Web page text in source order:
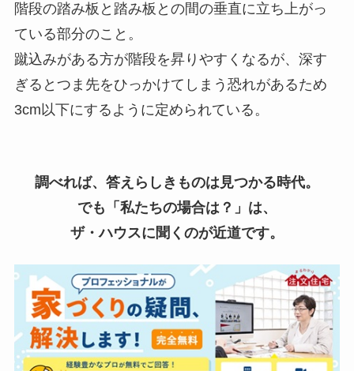
階段の踏み板と踏み板との間の垂直に立ち上がっ
ている部分のこと。
蹴込みがある方が階段を昇りやすくなるが、深す
ぎるとつま先をひっかけてしまう恐れがあるため
3cm以下にするように定められている。
調べれば、答えらしきものは見つかる時代。
でも「私たちの場合は？」は、
ザ・ハウスに聞くのが近道です。